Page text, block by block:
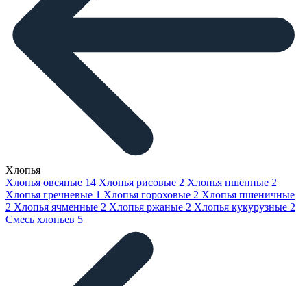
Хлопья
Хлопья овсяные 14 Хлопья рисовые 2 Хлопья пшенные 2
Хлопья гречневые 1 Хлопья гороховые 2 Хлопья пшеничные
2 Хлопья ячменные 2 Хлопья ржаные 2 Хлопья кукурузные 2
Смесь хлопьев 5